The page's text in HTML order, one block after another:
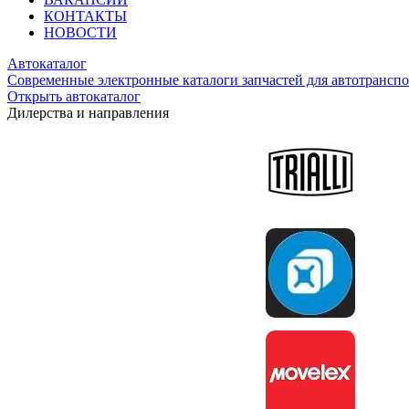
КОНТАКТЫ
НОВОСТИ
Автокаталог
Современные электронные каталоги запчастей для
Открыть автокаталог
Дилерства и направления